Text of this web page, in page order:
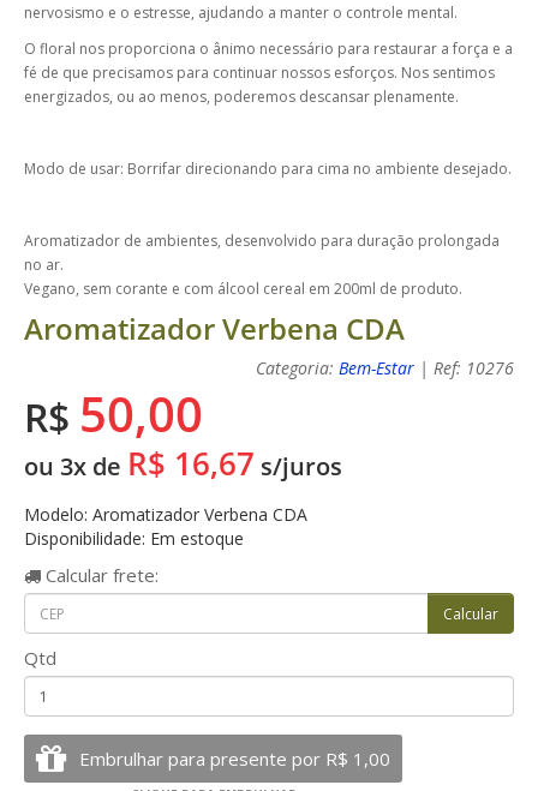
nervosismo e o estresse, ajudando a manter o controle mental.
O floral nos proporciona o ânimo necessário para restaurar a força e a
fé de que precisamos para continuar nossos esforços. Nos sentimos
energizados, ou ao menos, poderemos descansar plenamente.
Modo de usar: Borrifar direcionando para cima no ambiente desejado.
Aromatizador de ambientes, desenvolvido para duração prolongada
no ar.
Vegano, sem corante e com álcool cereal em 200ml de produto.
Aromatizador Verbena CDA
Categoria: Bem-Estar | Ref: 10276
R$ 50,00
ou 3x de R$ 16,67 s/juros
Modelo: Aromatizador Verbena CDA
Disponibilidade: Em estoque
Calcular frete:
Qtd